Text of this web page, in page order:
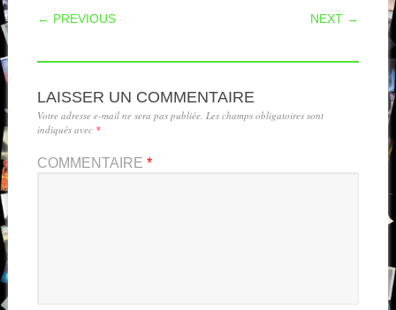
POST NAVIGATION
← PREVIOUS NEXT →
LAISSER UN COMMENTAIRE
Votre adresse e-mail ne sera pas publiée. Les champs obligatoires sont
indiqués avec *
COMMENTAIRE *